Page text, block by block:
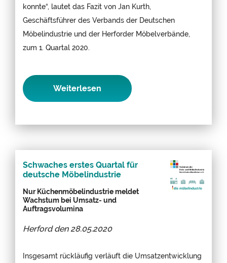
konnte“, lautet das Fazit von Jan Kurth,
Geschäftsführer des Verbands der Deutschen
Möbelindustrie und der Herforder Möbelverbände,
zum 1. Quartal 2020.
Weiterlesen
Schwaches erstes Quartal für
deutsche Möbelindustrie
Nur Küchenmöbelindustrie meldet
Wachstum bei Umsatz- und
Auftragsvolumina
Herford den28.05.2020
Insgesamt rückläufig verläuft die Umsatzentwicklung